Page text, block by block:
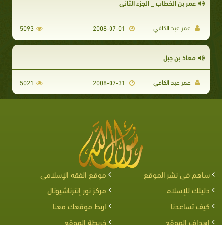
عمر بن الخطاب _ الجزء الثاني
عمر عبد الكافي 5093
معاذ بن جبل
عمر عبد الكافي 5021
ساهم في نشر الموقع
موقع الفقه الإسلامي
دليلك للإسلام
مركز نور إنترناشيونال
كيف تساعدنا
اربط موقعك معنا
اهداف الموقع
خريطة الموقع